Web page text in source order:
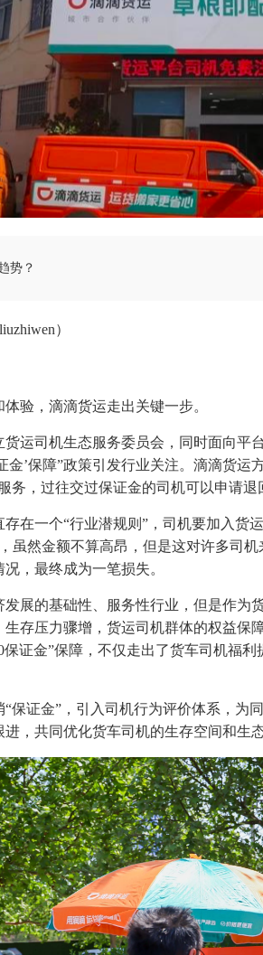
势？
）
验，滴滴货运走出关键一步。
运司机生态服务委员会，同时面向平
金’保障”政策引发行业关注。滴滴货
务，过往交过保证金的司机可以申请退
在一个“行业潜规则”，司机要加入货
虽然金额不算高昂，但是这对许多司
，最终成为一笔损失。
展的基础性、服务性行业，但是作为
存压力骤增，货运司机群体的权益保
证金”保障，不仅走出了货车司机福
保证金”，引入司机行为评价体系，为
，共同优化货车司机的生存空间和生态